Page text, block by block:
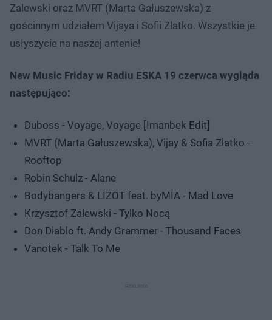
Zalewski oraz MVRT (Marta Gałuszewska) z
gościnnym udziałem Vijaya i Sofii Zlatko. Wszystkie je
usłyszycie na naszej antenie!
New Music Friday w Radiu ESKA 19 czerwca wygląda
następująco:
Duboss - Voyage, Voyage [Imanbek Edit]
MVRT (Marta Gałuszewska), Vijay & Sofia Zlatko -
Rooftop
Robin Schulz - Alane
Bodybangers & LIZOT feat. byMIA - Mad Love
Krzysztof Zalewski - Tylko Nocą
Don Diablo ft. Andy Grammer - Thousand Faces
Vanotek - Talk To Me